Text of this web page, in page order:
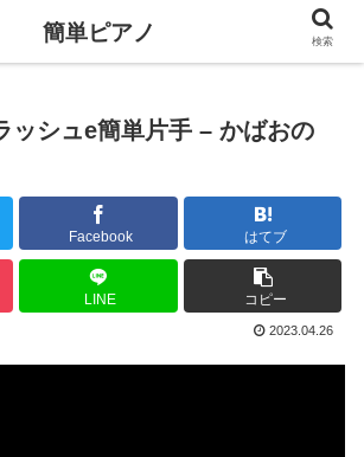
ッシュe簡単片手 – かばおの
Facebook はてブ
LINE コピー
2023.04.26
簡単ピアノ 検索